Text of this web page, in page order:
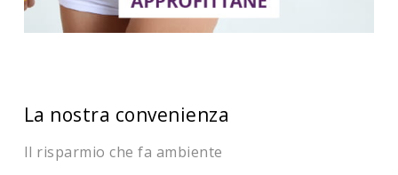
La nostra convenienza
Il risparmio che fa ambiente